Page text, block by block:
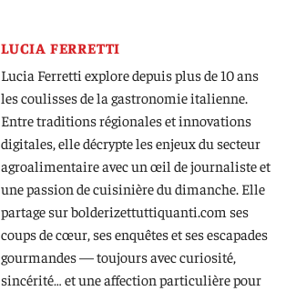
LUCIA FERRETTI
Lucia Ferretti explore depuis plus de 10 ans
les coulisses de la gastronomie italienne.
Entre traditions régionales et innovations
digitales, elle décrypte les enjeux du secteur
agroalimentaire avec un œil de journaliste et
une passion de cuisinière du dimanche. Elle
partage sur bolderizettuttiquanti.com ses
coups de cœur, ses enquêtes et ses escapades
gourmandes — toujours avec curiosité,
sincérité… et une affection particulière pour